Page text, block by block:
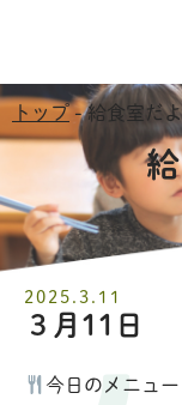
トップ- 給食室だ
2025.3.11
３月11日
今日のメニュー